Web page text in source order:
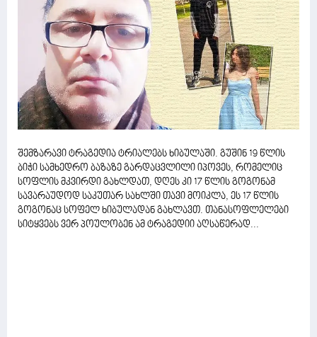
შემზარავი ტრაგედია ტრიალებს ხიბულაში. გუშინ 19 წლის
ბიჭი სამხედრო ბაზაზე გარდაცვლილი იპოვეს, რომელიც
სოფლის მკვირდი გახლდათ, დღეს კი 17 წლის გოგონამ
სავარაუდოდ საკუთარ სახლში თავი მოიკლა, ეს 17 წლის
გოგონაც სოფელ ხიბულადან გახლავთ. თანასოფლელები
სიტყვებს ვერ პოულობენ ამ ტრაგედიი აღსაწერად...